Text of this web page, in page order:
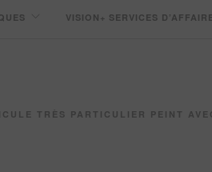
VISION+ SERVICES
TRÈS PARTICULIER PEINT AVEC